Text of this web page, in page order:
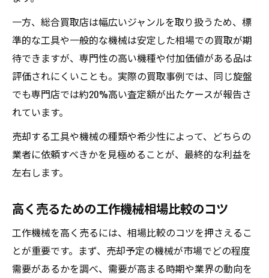
一方、総合買取店は幅広いジャンルを取り扱うため、標
準的な工具や一般的な機械は安定した相場での買取が期
待できますが、専門性の高い機種や付加価値がある品は
評価されにくいことも。実際の買取事例では、同じ旋盤
でも専門店では約20%高い査定額が出たケースが報告さ
れています。
売却する工具や機械の種類や希少性によって、どちらの
業者に依頼すべきかを見極めることが、最終的な利益を
左右します。
高く売るための工作機械相場比較のコツ
工作機械を高く売るには、相場比較のコツを押さえるこ
とが重要です。まず、売却予定の機械が市場でどの程度
需要があるかを調べ、需要が高まる時期や業界の動向を